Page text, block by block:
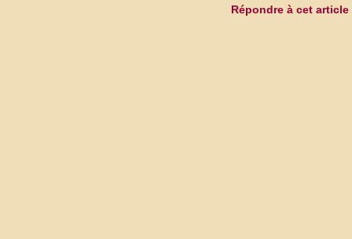
Répondre à cet article